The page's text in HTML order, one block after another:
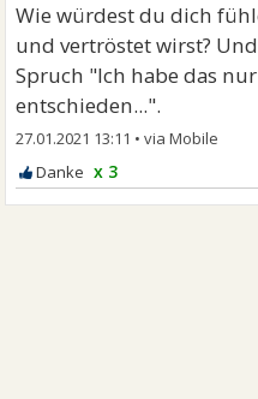
Momentan lebt Sie
sauber, Sie geht zu Fuß
Ihre Rechnungen etc.
Natürlich ist es so nicht
Wie würdest du dich
und vertröstet wirst?
Spruch "Ich habe das
entschieden...".
27.01.2021 13:11 •
x 3